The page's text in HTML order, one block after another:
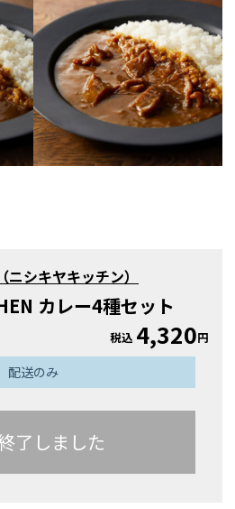
シキヤキッチン）
カレー4種セット
税込 4,320円
配送のみ
了しました